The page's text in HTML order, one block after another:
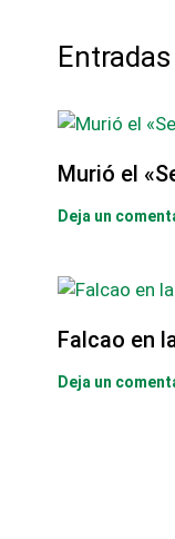
Murió el
Deja un
Falcao en
Deja un